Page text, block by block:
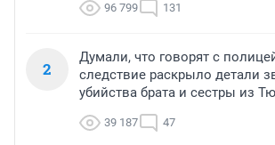
96 799 131
2
Думали, что говорят с
следствие раскрыло детали
убийства брата и сестры из
39 187 47